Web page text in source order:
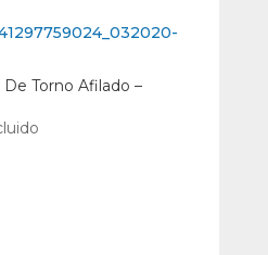
Torno Afilado –